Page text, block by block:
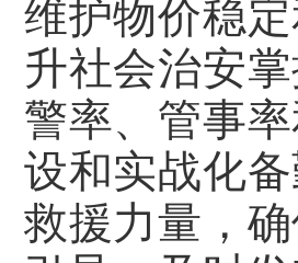
维护物价稳
升社会治安
警率、管事
设和实战化
救援力量，